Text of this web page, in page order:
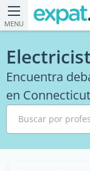
MENU
Encuentra
en
Buscar por